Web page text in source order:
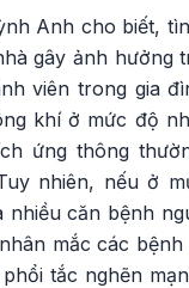
Anh cho biết,
gây ảnh hưởng
viên trong gia
khí ở mức độ
ứng thông
nhiên, nếu ở
nhiều căn bệnh
mắc các
tắc nghẽn